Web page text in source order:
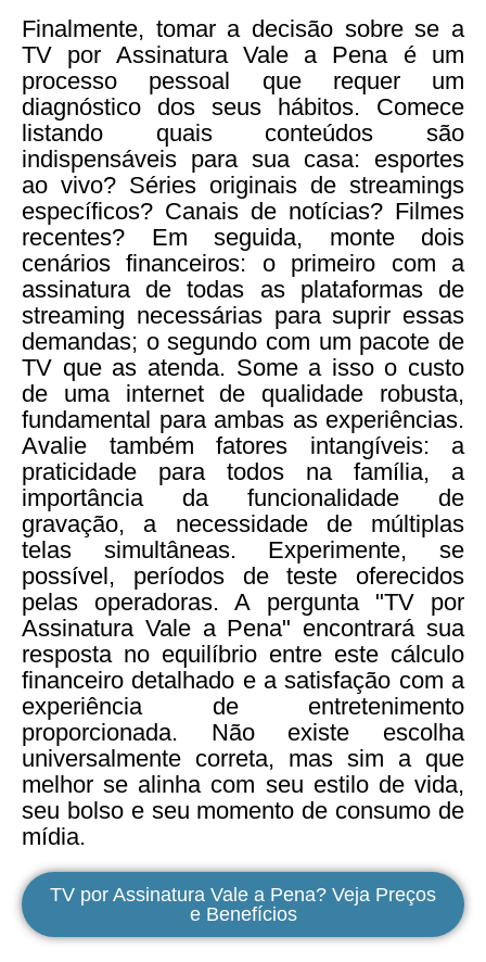
Finalmente, tomar a decisão sobre se a
TV por Assinatura Vale a Pena é um
processo pessoal que requer um
diagnóstico dos seus hábitos. Comece
listando quais conteúdos são
indispensáveis para sua casa: esportes
ao vivo? Séries originais de streamings
específicos? Canais de notícias? Filmes
recentes? Em seguida, monte dois
cenários financeiros: o primeiro com a
assinatura de todas as plataformas de
streaming necessárias para suprir essas
demandas; o segundo com um pacote de
TV que as atenda. Some a isso o custo
de uma internet de qualidade robusta,
fundamental para ambas as experiências.
Avalie também fatores intangíveis: a
praticidade para todos na família, a
importância da funcionalidade de
gravação, a necessidade de múltiplas
telas simultâneas. Experimente, se
possível, períodos de teste oferecidos
pelas operadoras. A pergunta "TV por
Assinatura Vale a Pena" encontrará sua
resposta no equilíbrio entre este cálculo
financeiro detalhado e a satisfação com a
experiência de entretenimento
proporcionada. Não existe escolha
universalmente correta, mas sim a que
melhor se alinha com seu estilo de vida,
seu bolso e seu momento de consumo de
mídia.
TV por Assinatura Vale a Pena? Veja Preços
e Benefícios